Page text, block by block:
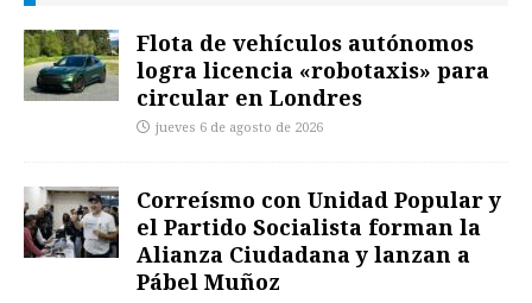
Flota de vehículos autónomos
logra licencia «robotaxis» para
circular en Londres
jueves 6 de agosto de 2026
Correísmo con Unidad Popular y
el Partido Socialista forman la
Alianza Ciudadana y lanzan a
Pábel Muñoz